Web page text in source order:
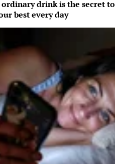
drink is the secret to
best every day